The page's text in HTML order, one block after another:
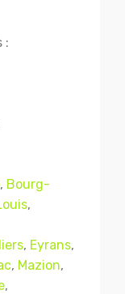
:
, Bourg-
,
, Eyrans,
, Mazion,
,